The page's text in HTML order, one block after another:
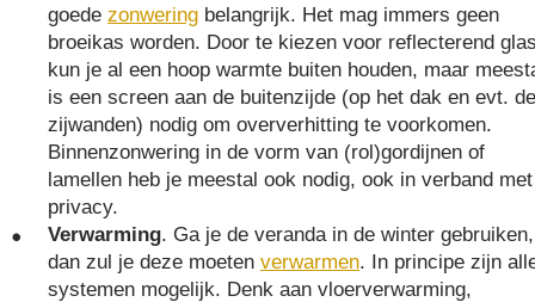
goede zonwering belangrijk. Het mag immers geen
broeikas worden. Door te kiezen voor reflecterend
kun je al een hoop warmte buiten houden, maar
is een screen aan de buitenzijde (op het dak en evt. de
zijwanden) nodig om oververhitting te voorkomen.
Binnenzonwering in de vorm van (rol)gordijnen of
lamellen heb je meestal ook nodig, ook in verband met
privacy.
Verwarming. Ga je de veranda in de winter gebruiken,
dan zul je deze moeten verwarmen. In principe zijn
systemen mogelijk. Denk aan vloerverwarming,